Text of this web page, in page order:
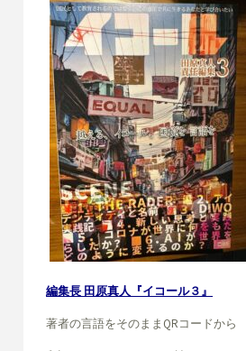
編集長 田原真人『イコール３』
著者の言語をそのままQRコードから